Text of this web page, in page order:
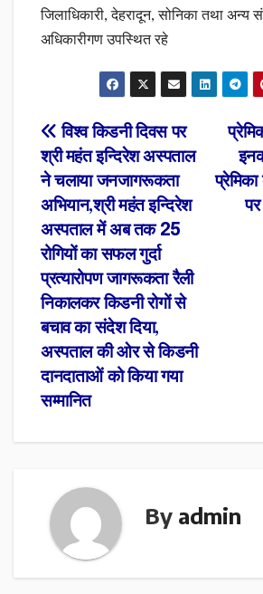
जिलाधिकारी, देहरादून, सोनिका तथा अन्य
अधिकारीगण उपस्थित रहे
Post
navigation
विश्व किडनी दिवस पर
श्री महंत इन्दिरेश अस्पताल
ने चलाया जनजागरूकता
अभियान,श्री महंत इन्दिरेश
अस्पताल में अब तक 25
रोगियों का सफल गुर्दा
प्रत्यारोपण जागरूकता रैली
निकालकर किडनी रोगों से
बचाव का संदेश दिया,
अस्पताल की ओर से किडनी
दानदाताओं को किया गया
सम्मानित
By admin